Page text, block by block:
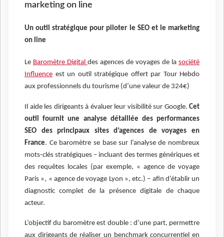
marketing on line
Un outil stratégique pour piloter le SEO et le marketing
on line
Le Baromètre Digital des agences de voyages de la société
Influence est un outil stratégique offert par Tour Hebdo
aux professionnels du tourisme (d’une valeur de 324€)
Il aide les dirigeants à évaluer leur visibilité sur Google. Cet
outil fournit une analyse détaillée des performances
SEO des principaux sites d’agences de voyages en
France. Ce baromètre se base sur l’analyse de nombreux
mots-clés stratégiques – incluant des termes génériques et
des requêtes locales (par exemple, « agence de voyage
Paris », « agence de voyage Lyon », etc.) – afin d’établir un
diagnostic complet de la présence digitale de chaque
acteur.
L’objectif du baromètre est double : d’une part, permettre
aux dirigeants de réaliser un benchmark concurrentiel en